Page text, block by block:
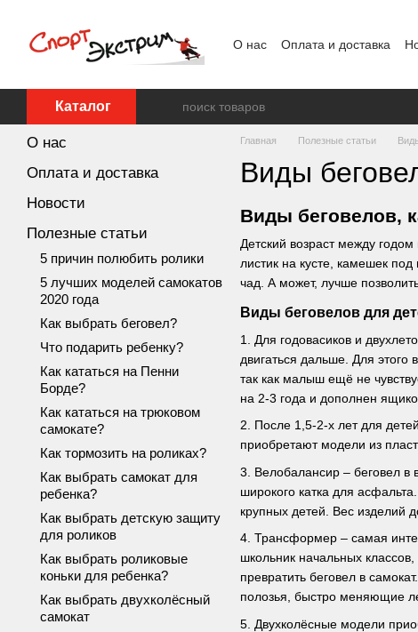
О нас Оплата и доставка
Каталог
Главная Полезные статьи
Виды
Виды беговелов,
Детский возраст между
листик на кусте, камешек
чад. А может, лучше
Виды беговелов для
1. Для годовасиков и
двигаться дальше. Для
так как малыш ещё не
на 2-3 года и дополнен
2. После 1,5-2-х лет для
приобретают модели из
3. Велобалансир – беговел в
широкого катка для
крупных детей. Вес изделий
4. Трансформер – самая
школьник начальных
превратить беговел в
полозья, быстро меняющие
5. Двухколёсные модели
О нас
Оплата и доставка
Новости
Полезные статьи
5 причин полюбить ролики
5 лучших моделей самокатов
2020 года
Как выбрать беговел?
Что подарить ребенку?
Как кататься на Пенни
Борде?
Как кататься на трюковом
самокате?
Как тормозить на роликах?
Как выбрать самокат для
ребенка?
Как выбрать детскую защиту
для роликов
Как выбрать роликовые
коньки для ребенка?
Как выбрать двухколёсный
самокат